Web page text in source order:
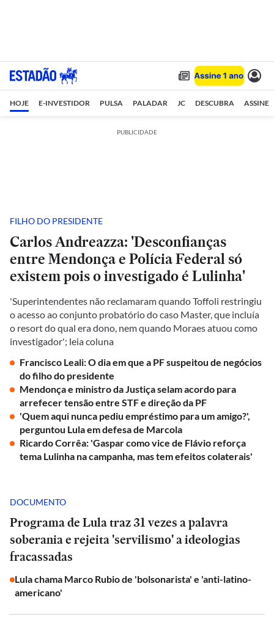
HOJE E-INVESTIDOR PULSA PALADAR JC DESCUBRA ASSINE
PUBLICIDADE
FILHO DO PRESIDENTE
Carlos Andreazza: 'Desconfianças
entre Mendonça e Polícia Federal só
existem pois o investigado é Lulinha'
'Superintendentes não reclamaram quando Toffoli restringiu
o acesso ao conjunto probatório do caso Master, que incluía
o resort do qual era dono, nem quando Moraes atuou como
investigador'; leia coluna
Francisco Leali: O dia em que a PF suspeitou de negócios
do filho do presidente
Mendonça e ministro da Justiça selam acordo para
arrefecer tensão entre STF e direção da PF
'Quem aqui nunca pediu empréstimo para um amigo?',
perguntou Lula em defesa de Marcola
Ricardo Corrêa: 'Gaspar como vice de Flávio reforça
tema Lulinha na campanha, mas tem efeitos colaterais'
DOCUMENTO
Programa de Lula traz 31 vezes a palavra
soberania e rejeita 'servilismo' a ideologias
fracassadas
Lula chama Marco Rubio de 'bolsonarista' e 'anti-latino-
americano'